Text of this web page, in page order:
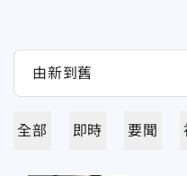
全部 即時 要聞